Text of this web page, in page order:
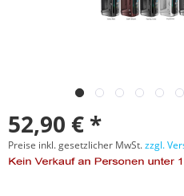
52,90 € *
Preise inkl. gesetzlicher MwSt.zzgl.